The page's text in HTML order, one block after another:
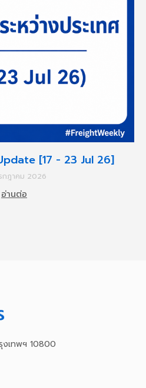
[17 - 23 Jul 26]
กฎาคม 2026
อ่านต่อ
งเทพฯ 10800